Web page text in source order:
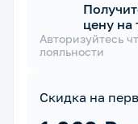
цену на
Авторизуйтесь
лояльности
Скидка на